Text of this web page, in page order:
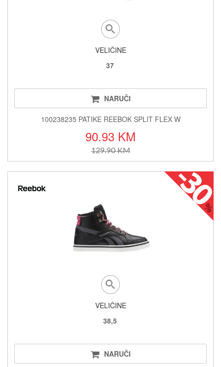
VELIČINE
37
NARUČI
100238235 PATIKE REEBOK SPLIT FLEX W
90.93 KM
129.90 KM
VELIČINE
38,5
NARUČI